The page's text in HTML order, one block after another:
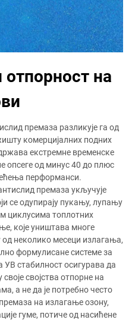
отпорност на
премаза разликује га од
комерцијалних подних
екстремне временске
опсеге од минус 40 до плюс
перформанси.
премаза укључује
се одупирају пукању, лупању
циклусима топлотних
које уништава многе
неколико месеци излагања,
формулисане системе за
стабилност осигурава да
својства отпорне на
а не да је потребно често
на излагање озону,
гуме, потиче од насићене